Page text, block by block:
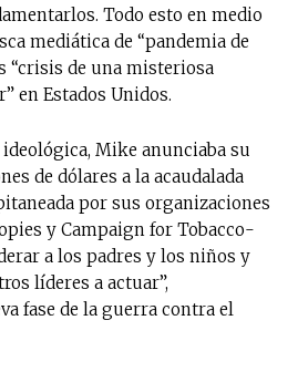
Todo esto en medio
mediática de “pandemia de
“crisis de una misteriosa
en Estados Unidos.
Mike anunciaba su
de dólares a la acaudalada
por sus organizaciones
y Campaign for Tobacco-
a los padres y los niños y
líderes a actuar”,
fase de la guerra contra el